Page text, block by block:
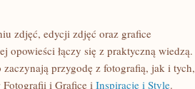
zdjęć, edycji zdjęć oraz grafice
opowieści łączy się z praktyczną wiedzą.
przygodę z fotografią, jak i tych,
i Grafice i Inspiracje i Style.